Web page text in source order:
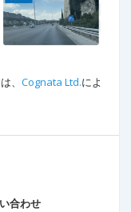
、 Cognata Ltd.によ
合わせ